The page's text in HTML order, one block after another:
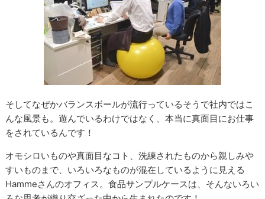
そしてなぜかバランスボールが流行っているそうで社内ではこ
んな風景も。遊んでいるわけではなく、本当に真面目にお仕事
をされているんです！
オモシロいものや真面目なコト、洗練されたものから親しみや
すいものまで、いろいろなものが混在しているように見える
Hammeさんのオフィス。食品サンプルケースは、そんないろい